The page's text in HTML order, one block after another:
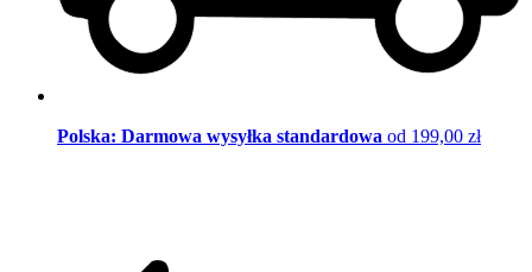
Polska: Darmowa wysyłka standardowa od 199,00 zł